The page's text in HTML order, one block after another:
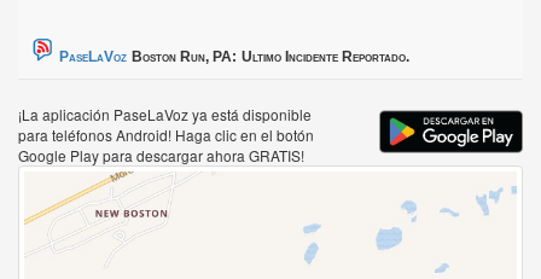
PaseLaVoz Boston Run, PA: Ultimo Incidente Reportado.
¡La aplicación PaseLaVoz ya está disponible
para teléfonos Android! Haga clic en el botón
Google Play para descargar ahora GRATIS!